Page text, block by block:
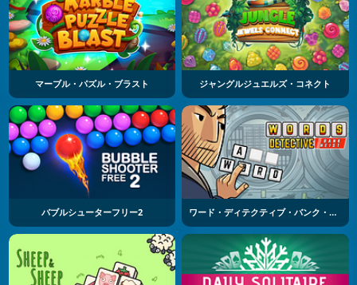
マーブル・パズル・ブラスト ジャングルジュエルズ・コネクト
バブルシューターフリー2 ワード・ディテクティブ・バンク・ヘイスト